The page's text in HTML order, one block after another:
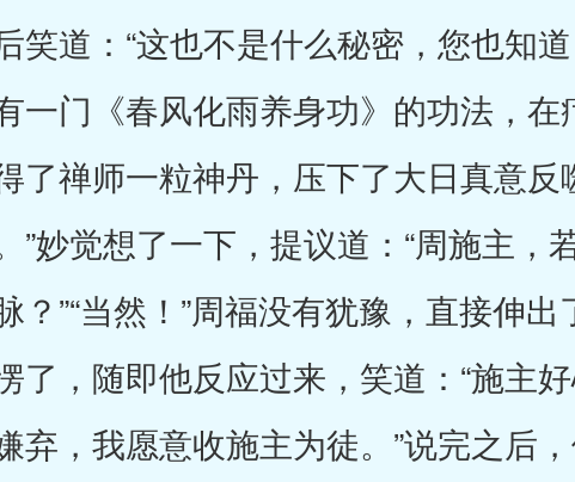
笑道：“这也不是什么秘密，您也知
一门《春风化雨养身功》的功法，在
了禅师一粒神丹，压下了大日真意反
”妙觉想了一下，提议道：“周施主，
？”“当然！”周福没有犹豫，直接伸
了，随即他反应过来，笑道：“施主
弃，我愿意收施主为徒。”说完之后